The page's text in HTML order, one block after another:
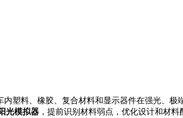
塑料、橡胶、复合材料和显示器件在强光、
光模拟器 ，提前识别材料弱点，优化设计和材